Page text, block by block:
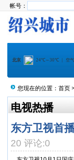
帐号：
您现在的位置： 首页
电视热播
东方卫视首
20 评论:0